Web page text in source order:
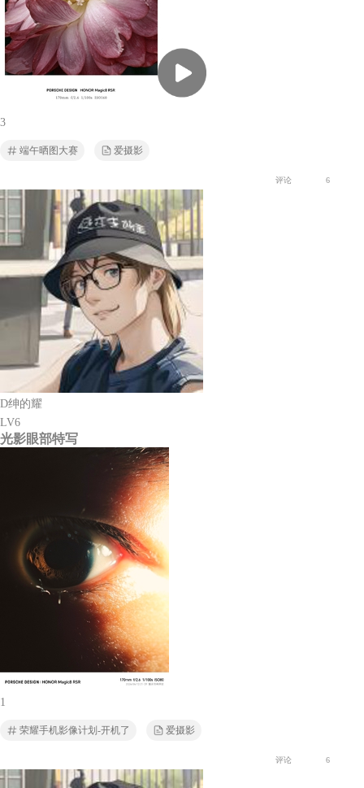
3
端午晒图大赛 爱摄影
评论 6
D绅的耀
LV6
光影眼部特写
1
荣耀手机影像计划-开机了 爱摄影
评论 6